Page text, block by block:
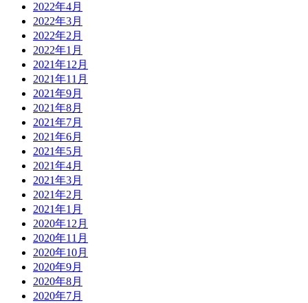
2022年4月
2022年3月
2022年2月
2022年1月
2021年12月
2021年11月
2021年9月
2021年8月
2021年7月
2021年6月
2021年5月
2021年4月
2021年3月
2021年2月
2021年1月
2020年12月
2020年11月
2020年10月
2020年9月
2020年8月
2020年7月